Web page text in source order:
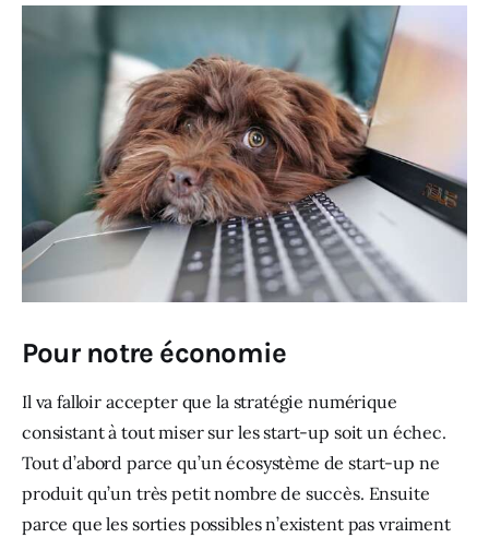
Pour notre économie
Il va falloir accepter que la stratégie numérique
consistant à tout miser sur les start-up soit un échec.
Tout d’abord parce qu’un écosystème de start-up ne
produit qu’un très petit nombre de succès. Ensuite
parce que les sorties possibles n’existent pas vraiment